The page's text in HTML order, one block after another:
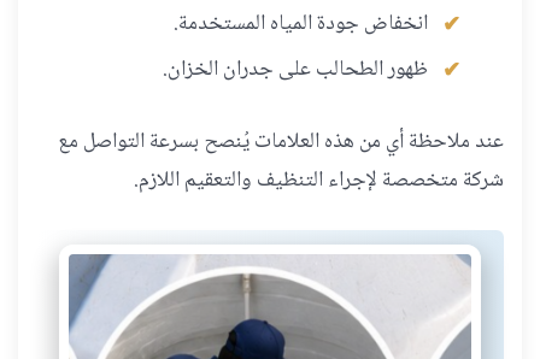
انخفاض جودة المياه المستخدمة.
ظهور الطحالب على جدران الخزان.
عند ملاحظة أي من هذه العلامات يُنصح بسرعة التواصل مع
شركة متخصصة لإجراء التنظيف والتعقيم اللازم.